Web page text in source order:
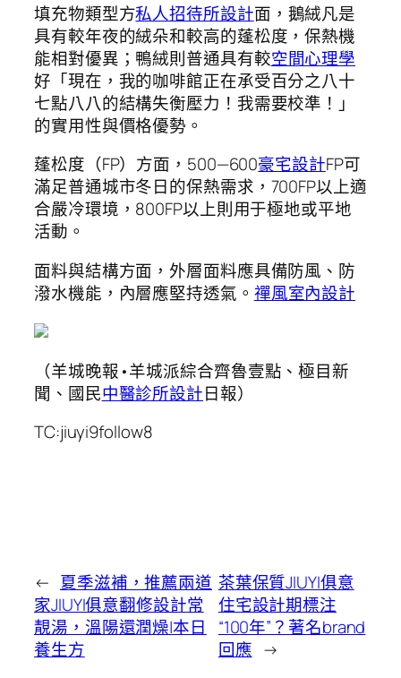
填充物類型方私人招待所設計面，鵝絨凡是
具有較年夜的絨朵和較高的蓬松度，保熱機
能相對優異；鴨絨則普通具有較空間心理學
好「現在，我的咖啡館正在承受百分之八十
七點八八的結構失衡壓力！我需要校準！」
的實用性與價格優勢。
蓬松度（FP）方面，500—600豪宅設計FP可
滿足普通城市冬日的保熱需求，700FP以上適
合嚴冷環境，800FP以上則用于極地或平地
活動。
面料與結構方面，外層面料應具備防風、防
潑水機能，內層應堅持透氣。 禪風室內設計
（羊城晚報•羊城派綜合齊魯壹點、極目新
聞、國民中醫診所設計日報）
TC:jiuyi9follow8
← 夏季滋補，推薦兩道
家JIUYI俱意翻修設計常
靚湯，溫陽還潤燥|本日
養生方
茶葉保質JIUYI俱意
住宅設計期標注
“100年”？著名brand
回應 →